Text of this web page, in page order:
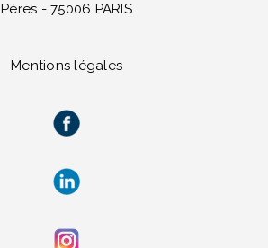
Pères - 75006 PARIS
Mentions légales